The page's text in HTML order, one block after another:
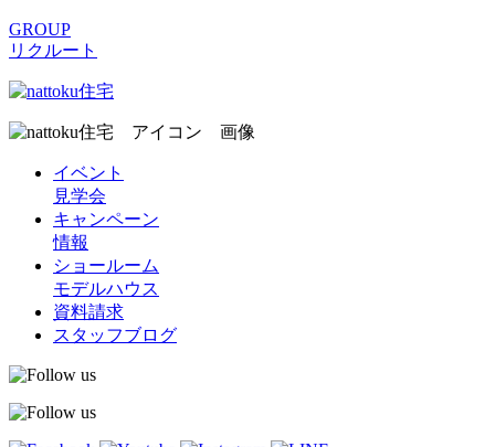
GROUP
リクルート
イベント
見学会
キャンペーン
情報
ショールーム
モデルハウス
資料請求
スタッフブログ